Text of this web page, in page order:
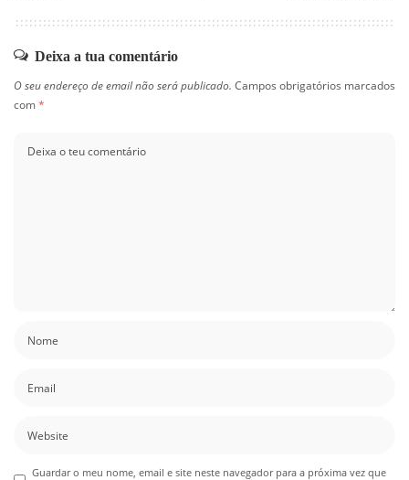
Deixa a tua comentário
O seu endereço de email não será publicado. Campos obrigatórios marcados
com*
Guardar o meu nome, email e site neste navegador para a próxima vez que